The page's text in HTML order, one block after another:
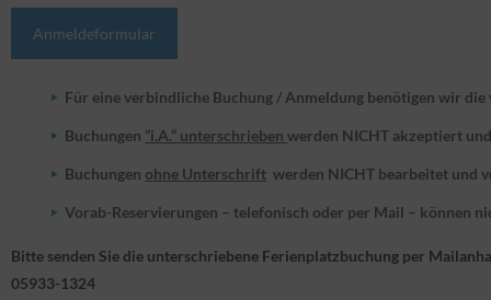
Anmeldeformular
Für eine verbindliche Buchung / Anmeldung benötigen wir
Buchungen “i.A.“ unterschriebenwerden NICHT akzeptiert
Buchungen ohne Unterschrift werden NICHT bearbeitet und
Vorab-Reservierungen – telefonisch oder per Mail – können
Bitte senden Sie die unterschriebene Ferienplatzbuchung per
05933-1324